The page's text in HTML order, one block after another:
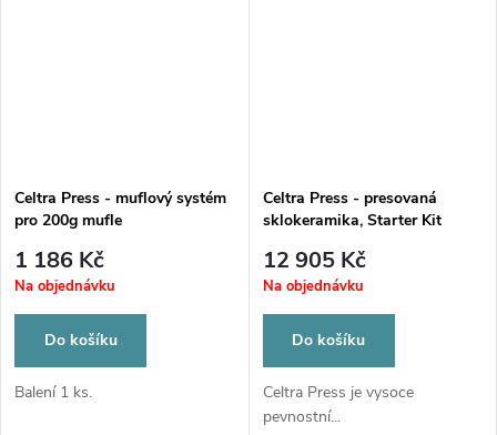
Celtra Press - muflový systém
pro 200g mufle
1 186 Kč
Na objednávku
Do košíku
Balení 1 ks.
Celtra Press - presovaná
sklokeramika, Starter Kit
12 905 Kč
Na objednávku
Do košíku
Celtra Press je vysoce
pevnostní...